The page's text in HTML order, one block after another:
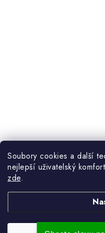
Soubory cookies a další
nejlepší uživatelský
zde.